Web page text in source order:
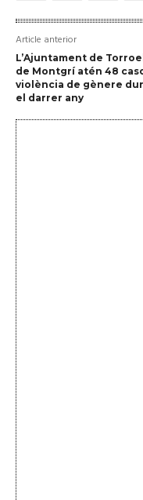
Article anterior
L’Ajuntament de
de Montgrí atén 48
violència de gènere
el darrer any